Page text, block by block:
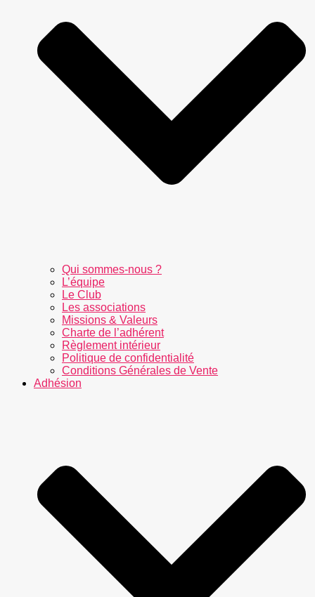
Qui sommes-nous ?
L’équipe
Le Club
Les associations
Missions & Valeurs
Charte de l’adhérent
Règlement intérieur
Politique de confidentialité
Conditions Générales de Vente
Adhésion